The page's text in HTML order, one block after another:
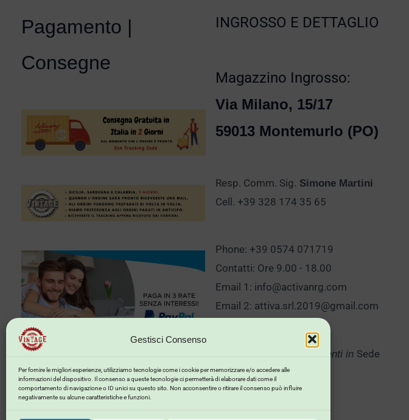
Gestisci Consenso
Per fornire le migliori esperienze, utilizziamo tecnologie come i cookie per memorizzare e/o accedere alle
informazioni del dispositivo. Il consenso a queste tecnologie ci permetterà di elaborare dati come il
comportamento di navigazione o ID unici su questo sito. Non acconsentire o ritirare il consenso può influire
negativamente su alcune caratteristiche e funzioni.
Pagamento |
Consegne
INGROSSO E DETTAGLIO
Magazzino Ingrosso:
Via Milano, 15/17
59013 Montemurlo (PO)
Resp. Comm. Sig. Simone Martini
Cell. +39 328 174 35 65
Phone: +39 0574 071719
Contatti: Ore 9.00 - 18.00
Email 1: info@activanrg.com
Email 2: attiva.srl.2019@gmail.com
Clicca qui per Appuntamenti in Sede